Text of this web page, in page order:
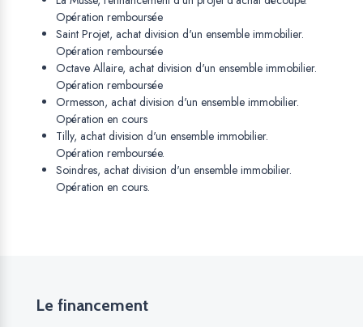
Opération remboursée
Saint Projet, achat division d'un ensemble immobilier.
Opération remboursée
Octave Allaire, achat division d'un ensemble immobilier.
Opération remboursée
Ormesson, achat division d'un ensemble immobilier.
Opération en cours
Tilly, achat division d'un ensemble immobilier.
Opération remboursée.
Soindres, achat division d'un ensemble immobilier.
Opération en cours.
Le financement